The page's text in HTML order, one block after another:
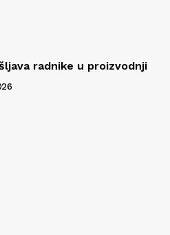
radnike u proizvodnji